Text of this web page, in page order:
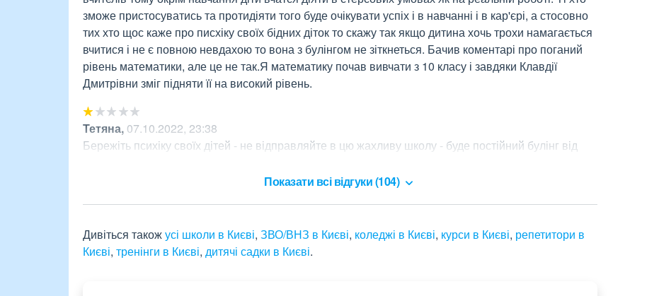
зможе пристосуватись та протидіяти того буде очікувати успіх і в навчанні і в кар'єрі, а стосовно
тих хто щос каже про писхіку своїх бідних діток то скажу так якщо дитина хочь трохи намагається
вчитися і не є повною невдахою то вона з булінгом не зіткнеться. Бачив коментарі про поганий
рівень математики, але це не так.Я математику почав вивчати з 10 класу і завдяки Клавдії
Дмитрівни зміг підняти її на високий рівень.
Тетяна, 07.10.2022, 23:38
Бережіть психіку своїх дітей - не відправляйте в цю жахливу школу - буде постійний булінг від
Показати всі відгуки (104)
Дивіться такожусі школи в Києві, ЗВО/ВНЗ в Києві, коледжі в Києві, курси в Києві, репетитори в
Києві, тренінги в Києві, дитячі садки в Києві.